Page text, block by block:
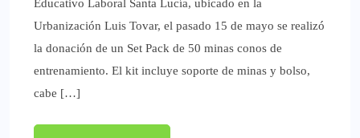
Educativo Laboral Santa Lucía, ubicado en la
Urbanización Luis Tovar, el pasado 15 de mayo se realizó
la donación de un Set Pack de 50 minas conos de
entrenamiento. El kit incluye soporte de minas y bolso,
cabe […]